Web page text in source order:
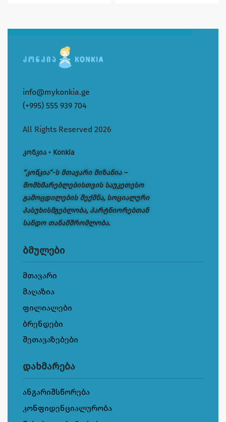
info@mykonkia.ge
(+995) 555 939 704
All Rights Reserved 2026
კონკია • Konkia
“კონკია“-ს მთავარი მიზანია –
მომხმარებლებისთვის საუკეთესო
გამოცდილების შექმნა, სოციალური
პასუხისმგებლობა, პარტნიორებთან
სანდო თანამშრომლობა.
ბმულები
მთავარი
მაღაზია
ფილიალები
ბრენდები
შეთავაზებები
დახმარება
ანგარიშსწორება
კონფიდენციალურობა